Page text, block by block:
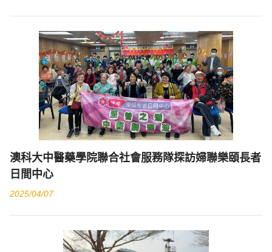
澳科大中醫藥學院聯合社會服務隊探訪婦聯樂頤長者
日間中心
2025/04/07